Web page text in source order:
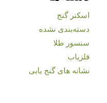
اسکنر گنج
دسته‌بندی نشده
سنسور طلا
فلزیاب
نشانه های گنج یابی